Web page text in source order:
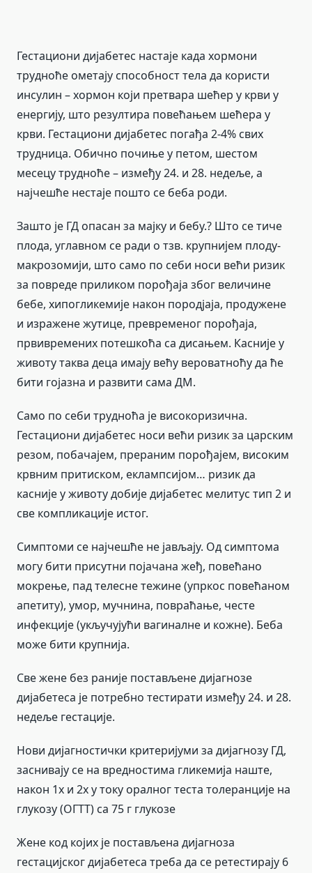
Гестациони дијабетес настаје када хормони
трудноће ометају способност тела да користи
инсулин – хормон који претвара шећер у крви у
енергију, што резултира повећањем шећера у
крви. Гестациони дијабетес погађа 2-4% свих
трудница. Обично почиње у петом, шестом
месецу трудноће – између 24. и 28. недеље, а
најчешће нестаје пошто се беба роди.
Зашто је ГД опасан за мајку и бебу.? Што се тиче
плода, углавном се ради о тзв. крупнијем плоду-
макрозомији, што само по себи носи већи ризик
за повреде приликом порођаја због величине
бебе, хипогликемије након породјаја, продужене
и изражене жутице, превременог порођаја,
првивремених потешкоћа са дисањем. Касније у
животу таква деца имају већу вероватноћу да ће
бити гојазна и развити сама ДМ.
Само по себи трудноћа је високоризична.
Гестациони дијабетес носи већи ризик за царским
резом, побачајем, прераним порођајем, високим
крвним притиском, еклампсијом… ризик да
касније у животу добије дијабетес мелитус тип 2 и
све компликације истог.
Симптоми се најчешће не јављају. Од симптома
могу бити присутни појачана жеђ, повећано
мокрење, пад телесне тежине (упркос повећаном
апетиту), умор, мучнина, повраћање, честе
инфекције (укључујући вагиналне и кожне). Беба
може бити крупнија.
Све жене без раније постављене дијагнозе
дијабетеса је потребно тестирати између 24. и 28.
недеље гестације.
Нови дијагностички критеријуми за дијагнозу ГД,
заснивају се на вредностима гликемија наште,
након 1х и 2х у току оралног теста толеранције на
глукозу (ОГТТ) са 75 г глукозе
Жене код којих је постављена дијагноза
гестацијског дијабетеса треба да се ретестирају 6